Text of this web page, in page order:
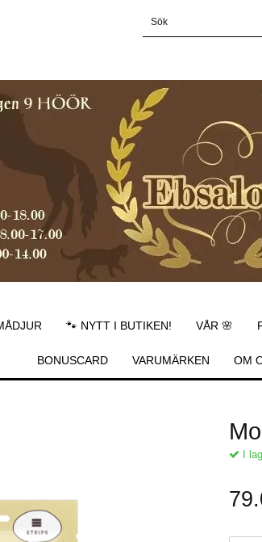
🐾 NYTT I BUTIKEN! VÅR 🌸
BONUSCARD VARUMÄRKEN OM
I